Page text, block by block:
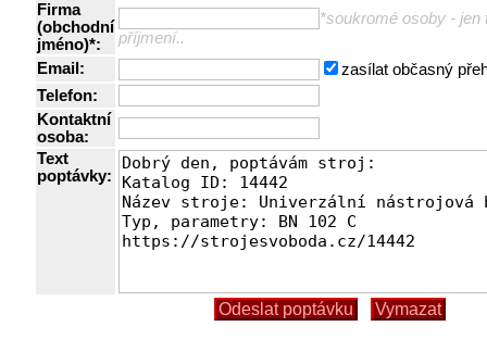
Firma
(obchodní
jméno)*:
*soukromé osoby - jen
příjmení..
Email:
zasílat občasný
Telefon:
Kontaktní
osoba:
Text
poptávky: